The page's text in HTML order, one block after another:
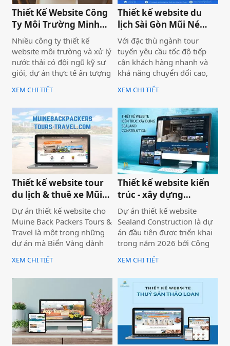
Việt Nam mà còn là minh
chứng cho năng lực công
nghệ và tư duy UX/UI hiện
đại từ Biển Vàng.
2026 từ đầu.
Thiết Kế Website Công
Ty Môi Trường Minh
Đạt - Lâm Đồng
Nhiều công ty thiết kế
website môi trường và xử lý
nước thải có đội ngũ kỹ sư
giỏi, dự án thực tế ấn tượng
— nhưng website lại sơ sài,
tải chậm, không có trên
B2B bị đối thủ có website
chuyên nghiệp hơn giành
mất, dù năng lực kỹ thuật
của bạn hoàn toàn vượt
XEM CHI TIẾT
Thiết kế website du
lịch Sài Gòn Mũi Né
Tour
Với đặc thù ngành tour
tuyến yêu cầu tốc độ tiếp
cận khách hàng nhanh và
khả năng chuyển đổi cao,
dự án không chỉ được xây
dựng như một website giới
định hướng trở thành một
công cụ hỗ trợ bán hàng
thực tế.
XEM CHI TIẾT
Thiết kế website tour
du lịch & thuê xe Mũi
Né
Dự án thiết kế website cho
Muine Back Packers Tours &
Travel là một trong những
dự án mà Biển Vàng dành
rất nhiều tâm huyết để triển
khai trọn vẹn cả về giao
XEM CHI TIẾT
Thiết kế website kiến
trúc - xây dựng
Sealand Construction
Dự án thiết kế website
Sealand Construction là dự
án đầu tiên được triển khai
trong năm 2026 bởi Công
ty Thiết kế Website Biển
Vàng, mang ý nghĩa mở đầu
với định hướng chuyên
nghiệp, bài bản và bền
vững.
XEM CHI TIẾT